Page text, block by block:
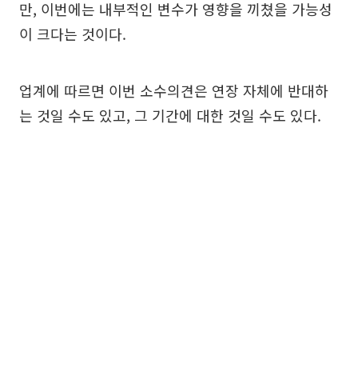
만, 이번에는 내부적인 변수가 영향을 끼쳤을 가능성
이 크다는 것이다.
업계에 따르면 이번 소수의견은 연장 자체에 반대하
는 것일 수도 있고, 그 기간에 대한 것일 수도 있다.